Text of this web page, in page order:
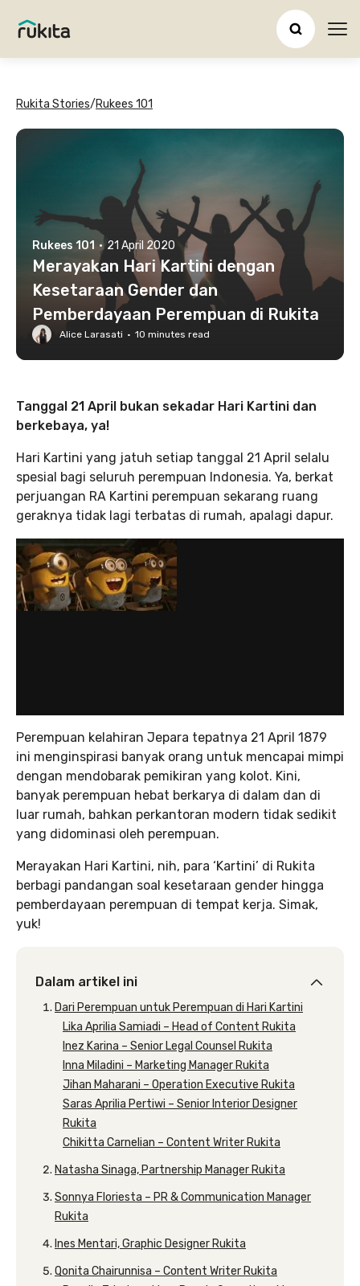
Rukita Stories/Rukees 101
Rukees 101 · 21 April 2020
Merayakan Hari Kartini dengan
Kesetaraan Gender dan
Pemberdayaan Perempuan di Rukita
Alice Larasati · 10 minutes read
Tanggal 21 April bukan sekadar Hari Kartini dan
berkebaya, ya!
Hari Kartini yang jatuh setiap tanggal 21 April selalu
spesial bagi seluruh perempuan Indonesia. Ya, berkat
perjuangan RA Kartini perempuan sekarang ruang
geraknya tidak lagi terbatas di rumah, apalagi dapur.
Perempuan kelahiran Jepara tepatnya 21 April 1879
ini menginspirasi banyak orang untuk mencapai mimpi
dengan mendobarak pemikiran yang kolot. Kini,
banyak perempuan hebat berkarya di dalam dan di
luar rumah, bahkan perkantoran modern tidak sedikit
yang didominasi oleh perempuan.
Merayakan Hari Kartini, nih, para ‘Kartini’ di Rukita
berbagi pandangan soal kesetaraan gender hingga
pemberdayaan perempuan di tempat kerja. Simak,
yuk!
Dalam artikel ini
Dari Perempuan untuk Perempuan di Hari Kartini
Lika Aprilia Samiadi – Head of Content Rukita
Inez Karina – Senior Legal Counsel Rukita
Inna Miladini – Marketing Manager Rukita
Jihan Maharani – Operation Executive Rukita
Saras Aprilia Pertiwi – Senior Interior Designer
Rukita
Chikitta Carnelian – Content Writer Rukita
Natasha Sinaga, Partnership Manager Rukita
Sonnya Floriesta – PR & Communication Manager
Rukita
Ines Mentari, Graphic Designer Rukita
Qonita Chairunnisa – Content Writer Rukita